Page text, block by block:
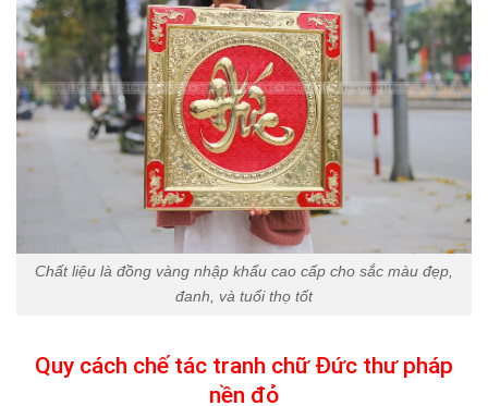
Chất liệu là đồng vàng nhập khẩu cao cấp cho sắc màu đẹp,
đanh, và tuổi thọ tốt
Quy cách chế tác tranh chữ Đức thư pháp
nền đỏ